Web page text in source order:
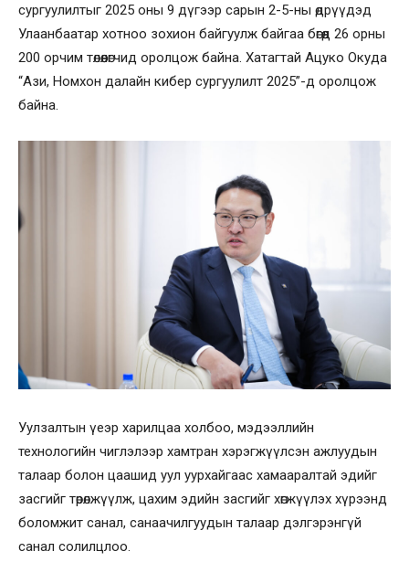
сургуулилтыг 2025 оны 9 дүгээр сарын 2-5-ны өдрүүдэд
Улаанбаатар хотноо зохион байгуулж байгаа бөгөөд 26 орны
200 орчим төлөөлөгчид оролцож байна. Хатагтай Ацуко Окуда
“Ази, Номхон далайн кибер сургуулилт 2025”-д оролцож
байна.
Уулзалтын үеэр харилцаа холбоо, мэдээллийн
технологийн чиглэлээр хамтран хэрэгжүүлсэн ажлуудын
талаар болон цаашид уул уурхайгаас хамааралтай эдийг
засгийг төрөлжүүлж, цахим эдийн засгийг хөгжүүлэх хүрээнд
боломжит санал, санаачилгуудын талаар дэлгэрэнгүй
санал солилцлоо.